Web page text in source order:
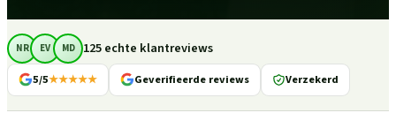
NR EV MD 125 echte klantreviews
5/5★★★★★ Geverifieerde reviews Verzekerd